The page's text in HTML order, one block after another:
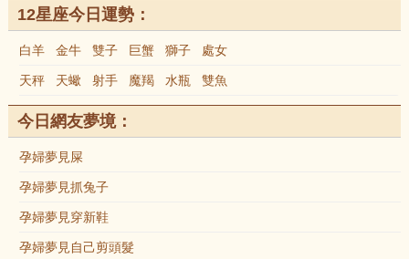
12星座今日運勢：
白羊 金牛 雙子 巨蟹 獅子 處女
天秤 天蠍 射手 魔羯 水瓶 雙魚
今日網友夢境：
孕婦夢見屎
孕婦夢見抓兔子
孕婦夢見穿新鞋
孕婦夢見自己剪頭髮